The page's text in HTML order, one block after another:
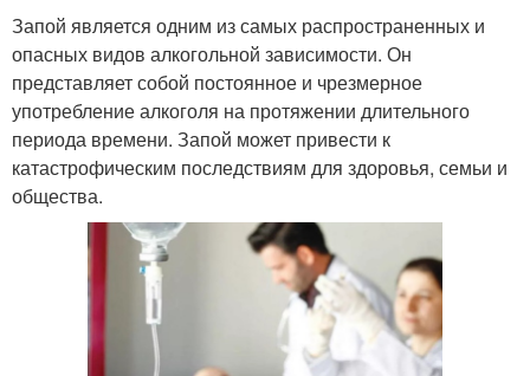
Запой является одним из самых распространенных и
опасных видов алкогольной зависимости. Он
представляет собой постоянное и чрезмерное
употребление алкоголя на протяжении длительного
периода времени. Запой может привести к
катастрофическим последствиям для здоровья, семьи и
общества.